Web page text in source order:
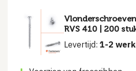
Vlonderschroeven
RVS 410 | 200
Levertijd: 1-2